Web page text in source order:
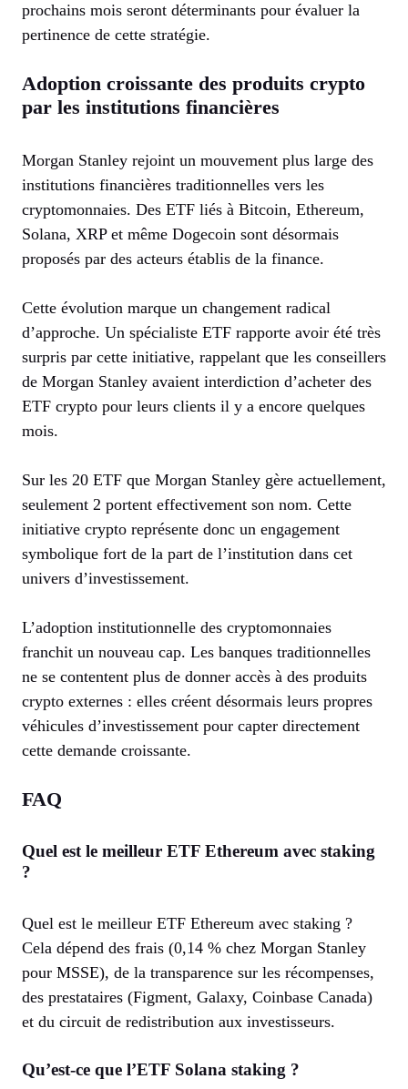
prochains mois seront déterminants pour évaluer la
pertinence de cette stratégie.
Adoption croissante des produits crypto
par les institutions financières
Morgan Stanley rejoint un mouvement plus large des
institutions financières traditionnelles vers les
cryptomonnaies. Des ETF liés à Bitcoin, Ethereum,
Solana, XRP et même Dogecoin sont désormais
proposés par des acteurs établis de la finance.
Cette évolution marque un changement radical
d’approche. Un spécialiste ETF rapporte avoir été très
surpris par cette initiative, rappelant que les conseillers
de Morgan Stanley avaient interdiction d’acheter des
ETF crypto pour leurs clients il y a encore quelques
mois.
Sur les 20 ETF que Morgan Stanley gère actuellement,
seulement 2 portent effectivement son nom. Cette
initiative crypto représente donc un engagement
symbolique fort de la part de l’institution dans cet
univers d’investissement.
L’adoption institutionnelle des cryptomonnaies
franchit un nouveau cap. Les banques traditionnelles
ne se contentent plus de donner accès à des produits
crypto externes : elles créent désormais leurs propres
véhicules d’investissement pour capter directement
cette demande croissante.
FAQ
Quel est le meilleur ETF Ethereum avec staking
?
Quel est le meilleur ETF Ethereum avec staking ?
Cela dépend des frais (0,14 % chez Morgan Stanley
pour MSSE), de la transparence sur les récompenses,
des prestataires (Figment, Galaxy, Coinbase Canada)
et du circuit de redistribution aux investisseurs.
Qu’est-ce que l’ETF Solana staking ?